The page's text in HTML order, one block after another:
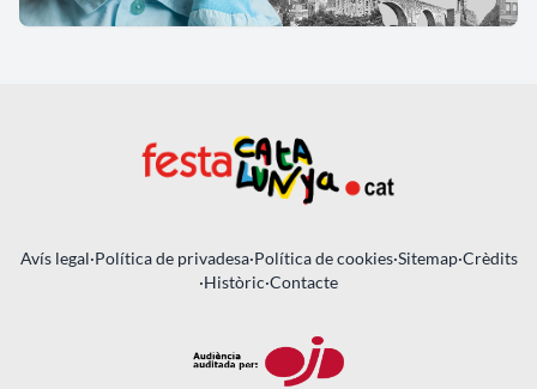
Avís legal·Política de privadesa·Política de cookies·Sitemap·Crèdits
·Històric·Contacte